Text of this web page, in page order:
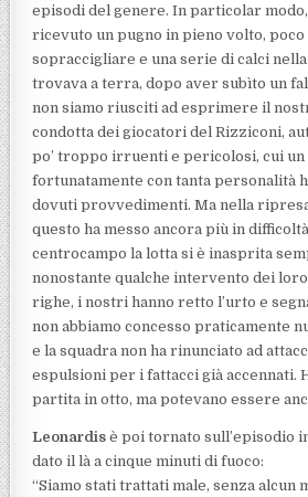
episodi del genere. In particolar
ricevuto un pugno in pieno volto, poco
sopraccigliare e una serie di calci
trovava a terra, dopo aver subìto un
non siamo riusciti ad esprimere il
condotta dei giocatori del Rizziconi,
po’ troppo irruenti e pericolosi, cui
fortunatamente con tanta personalità
dovuti provvedimenti. Ma nella
questo ha messo ancora più in
centrocampo la lotta si è inasprita
nonostante qualche intervento dei
righe, i nostri hanno retto l’urto e
non abbiamo concesso praticamente
e la squadra non ha rinunciato ad
espulsioni per i fattacci già accennati.
partita in otto, ma potevano essere
Leonardis è poi tornato sull’episodio
dato il là a cinque minuti di fuoco:
“Siamo stati trattati male, senza alcun